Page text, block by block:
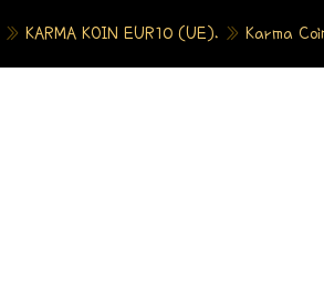
» KARMA KOIN EUR10 (UE). » Karma